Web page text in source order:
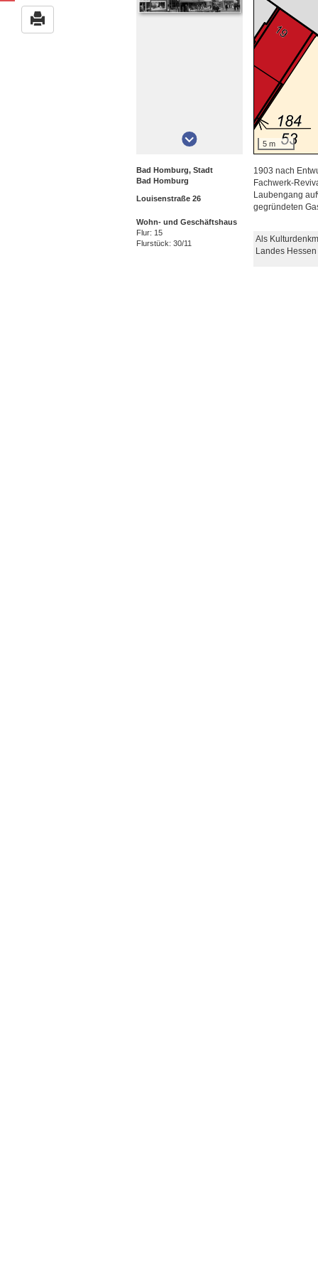
5 m
Bad Homburg, Stadt
Bad Homburg
Louisenstraße 26
Wohn- und Geschäftshaus
Flur: 15
Flurstück: 30/11
1903 nach
Fachwerk-
Laubengang
gegründeten
Als
Landes